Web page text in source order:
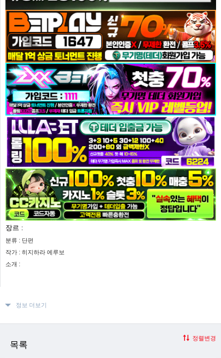
장르 :
분류 : 단편
작가 : 히지하라 에루보
소개 :
정보 더보기
목록
정렬변경